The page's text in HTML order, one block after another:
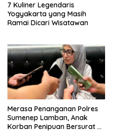
7 Kuliner Legendaris
Yogyakarta yang Masih
Ramai Dicari Wisatawan
Merasa Penanganan Polres
Sumenep Lamban, Anak
Korban Penipuan Bersurat ke